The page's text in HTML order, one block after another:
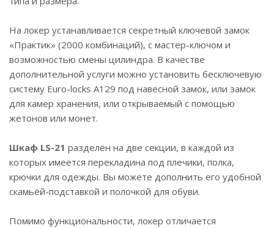
На локер устанавливается секретный ключевой замок
«Практик» (2000 комбинаций), с мастер-ключом и
возможностью смены цилиндра. В качестве
дополнительной услуги можно установить бесключевую
систему Euro-locks A129 под навесной замок, или замок
для камер хранения, или открываемый с помощью
жетонов или монет.
Шкаф LS-21 разделён на две секции, в каждой из
которых имеется перекладина под плечики, полка,
крючки для одежды. Вы можете дополнить его удобной
скамьёй-подставкой и полочкой для обуви.
Помимо функциональности, локер отличается